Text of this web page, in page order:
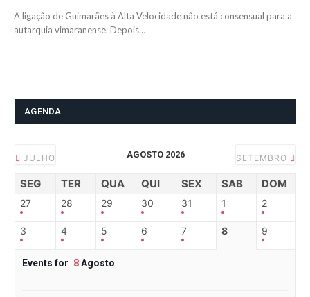
A ligação de Guimarães à Alta Velocidade não está consensual para a
autarquia vimaranense. Depois…
AGENDA
JULHO AGOSTO 2026 SETEMBRO
SEG TER QUA QUI SEX SAB DOM
27 28 29 30 31 1 2
3 4 5 6 7 8 9
Events for 8Agosto